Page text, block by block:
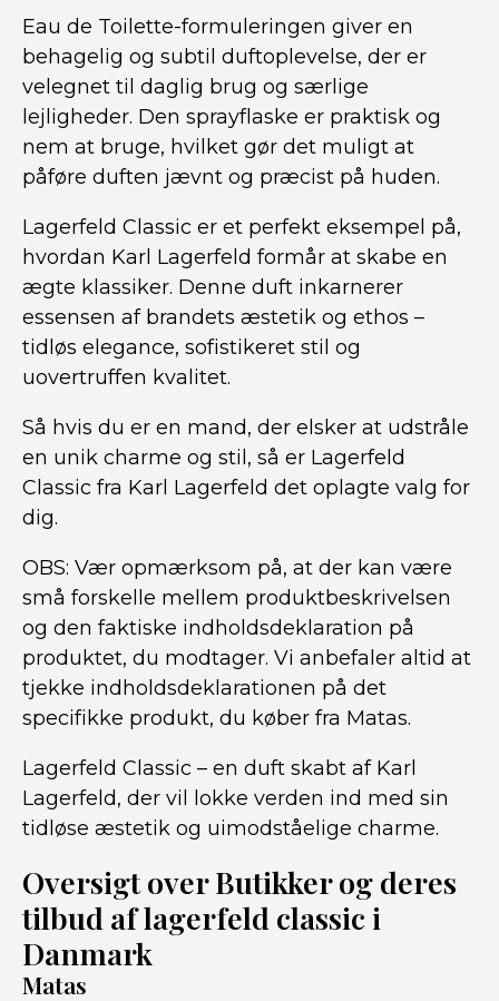
Eau de Toilette-formuleringen giver en
behagelig og subtil duftoplevelse, der er
velegnet til daglig brug og særlige
lejligheder. Den sprayflaske er praktisk og
nem at bruge, hvilket gør det muligt at
påføre duften jævnt og præcist på huden.
Lagerfeld Classic er et perfekt eksempel på,
hvordan Karl Lagerfeld formår at skabe en
ægte klassiker. Denne duft inkarnerer
essensen af brandets æstetik og ethos –
tidløs elegance, sofistikeret stil og
uovertruffen kvalitet.
Så hvis du er en mand, der elsker at udstråle
en unik charme og stil, så er Lagerfeld
Classic fra Karl Lagerfeld det oplagte valg for
dig.
OBS: Vær opmærksom på, at der kan være
små forskelle mellem produktbeskrivelsen
og den faktiske indholdsdeklaration på
produktet, du modtager. Vi anbefaler altid at
tjekke indholdsdeklarationen på det
specifikke produkt, du køber fra Matas.
Lagerfeld Classic – en duft skabt af Karl
Lagerfeld, der vil lokke verden ind med sin
tidløse æstetik og uimodståelige charme.
Oversigt over Butikker og deres
tilbud af lagerfeld classic i
Danmark
Matas